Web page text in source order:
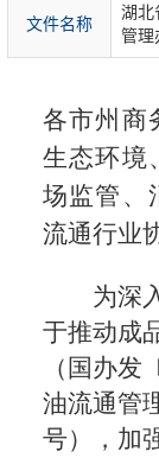
文件名称
湖北
管理
各市州商
生态环境
场监管、
流通行业
为深
于推动成
（国办
油流通管
号），加